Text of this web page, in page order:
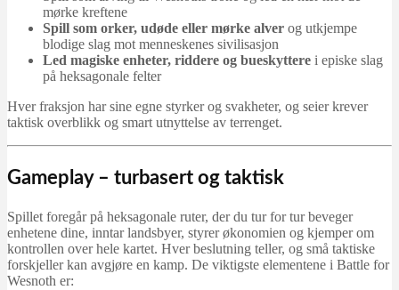
mørke kreftene
Spill som orker, udøde eller mørke alver og utkjempe
blodige slag mot menneskenes sivilisasjon
Led magiske enheter, riddere og bueskyttere i episke slag
på heksagonale felter
Hver fraksjon har sine egne styrker og svakheter, og seier krever
taktisk overblikk og smart utnyttelse av terrenget.
Gameplay – turbasert og taktisk
Spillet foregår på heksagonale ruter, der du tur for tur beveger
enhetene dine, inntar landsbyer, styrer økonomien og kjemper om
kontrollen over hele kartet. Hver beslutning teller, og små taktiske
forskjeller kan avgjøre en kamp. De viktigste elementene i Battle for
Wesnoth er: